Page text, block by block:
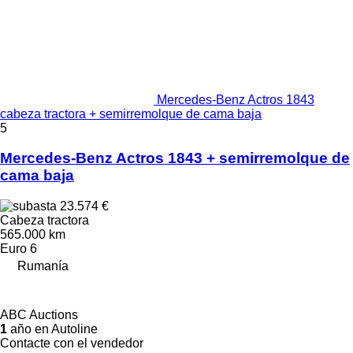
Mercedes-Benz Actros 1843
cabeza tractora + semirremolque de cama baja
5
Mercedes-Benz Actros 1843 + semirremolque de
cama baja
23.574 €
Cabeza tractora
565.000 km
Euro 6
Rumanía
ABC Auctions
1 año en Autoline
Contacte con el vendedor